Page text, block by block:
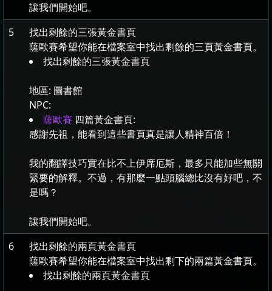
讓我們開始吧。
5
找出剩餘的三張黃金書頁
薩歐賽希望你能在檔案室中找出剩餘的三頁黃金書頁。
找出剩餘的三張黃金書頁
地區: 圖書館
NPC:
薩歐賽 四篇黃金書頁:
感謝先祖，能看到這些書頁真是讓人精神百倍！
我的翻譯技巧實在比不上伊席厄斯，最多只能加些無關
緊要的解釋。不過，有那麼一點頭腦總比沒有好吧，不
是嗎？
讓我們開始吧。
6
找出剩餘的兩頁黃金書頁
薩歐賽希望你能在檔案室中找出剩下的兩篇黃金書頁。
找出剩餘的兩頁黃金書頁